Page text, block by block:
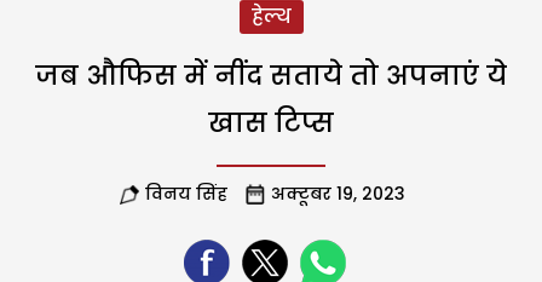
हेल्थ
जब औफिस में नींद सताये तो अपनाएं ये
खास टिप्स
विनय सिंह अक्टूबर 19, 2023